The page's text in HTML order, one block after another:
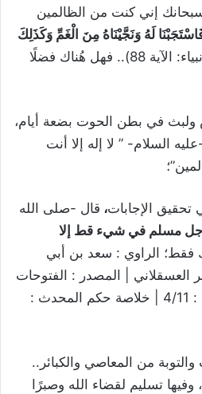
إني كنت من الظالمين
لَهُ وَنَجَّيْنَاهُ مِنَ الْغَمِّ وَكَذَلِكَ
(سورة الأنبياء: الآية 88).. فهل هُناك فضلًا
ولبث في بطن الحوت بضعة أيام،
السلام- ” لا إله إلا أنت
تحقيق الإجابات، قال -صلى الله
رجل مسلم في شيء قط إلا
فقط؛ الراوي : سعد بن أبي
| المصدر : الفتوحات
الربانية | الصفحة أو الرقم : 4/11 | خلاصة حكم المحدث :
من المعاصي والكبائر..
وفيها تسليم لقضاء الله وصبرًا